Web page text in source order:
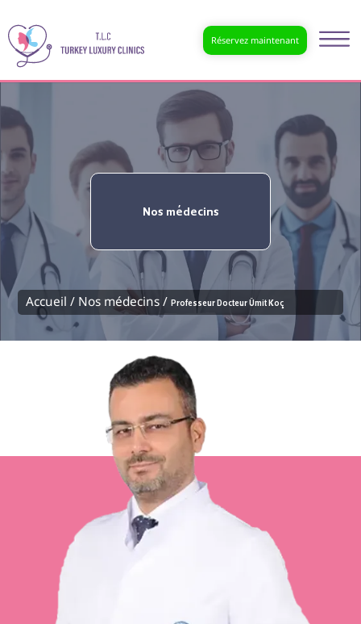
Réservez maintenant
Nos médecins
Accueil / Nos médecins /Professeur Docteur Ümit Koç